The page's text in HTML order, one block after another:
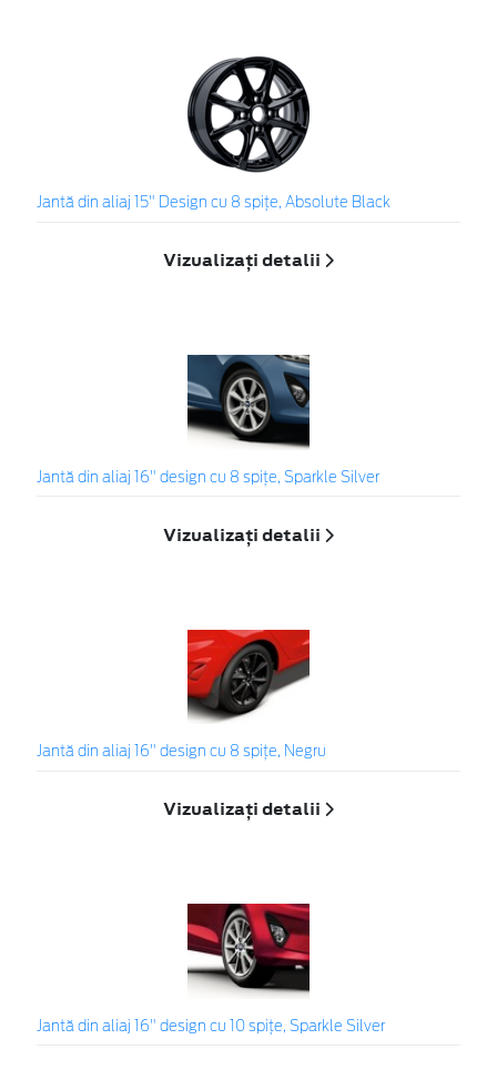
Jantă din aliaj 15" Design cu 8 spiţe, Absolute Black
Vizualizați detalii
Jantă din aliaj 16" design cu 8 spițe, Sparkle Silver
Vizualizați detalii
Jantă din aliaj 16" design cu 8 spițe, Negru
Vizualizați detalii
Jantă din aliaj 16" design cu 10 spițe, Sparkle Silver